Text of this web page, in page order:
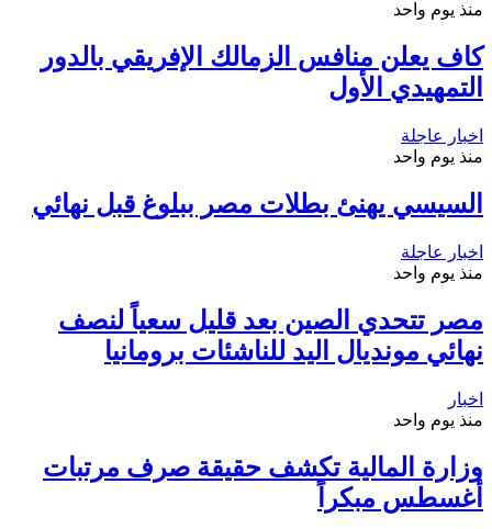
منذ يوم واحد
كاف يعلن منافس الزمالك الإفريقي بالدور
التمهيدي الأول
اخبار عاجلة
منذ يوم واحد
السيسي يهنئ بطلات مصر ببلوغ قبل نهائي
اخبار عاجلة
منذ يوم واحد
مصر تتحدي الصين بعد قليل سعياً لنصف
نهائي مونديال اليد للناشئات برومانيا
اخبار
منذ يوم واحد
وزارة المالية تكشف حقيقة صرف مرتبات
أغسطس مبكراً